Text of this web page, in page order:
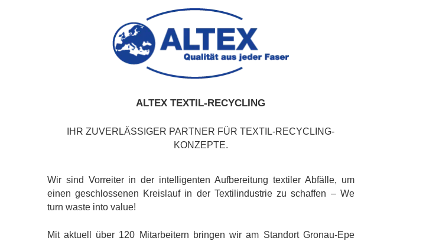
ALTEX TEXTIL-RECYCLING
IHR ZUVERLÄSSIGER PARTNER FÜR TEXTIL-RECYCLING-
KONZEPTE.
Wir sind Vorreiter in der intelligenten Aufbereitung textiler Abfälle, um
einen geschlossenen Kreislauf in der Textilindustrie zu schaffen – We
turn waste into value!
Mit aktuell über 120 Mitarbeitern bringen wir am Standort Gronau-Epe